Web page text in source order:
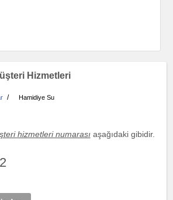
Hizmetleri
/ Hamidiye Su
hizmetleri numarasıaşağıdaki gibidir.